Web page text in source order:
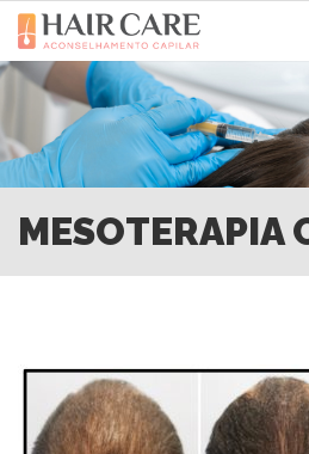
MESOTERAPIA